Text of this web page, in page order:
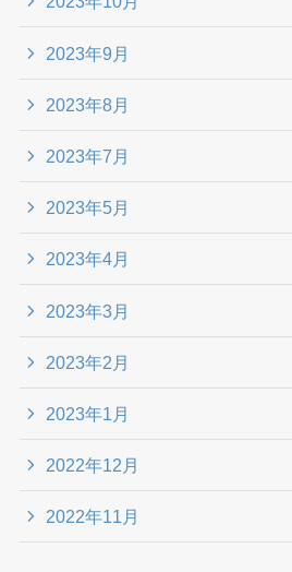
2023年9月
2023年8月
2023年7月
2023年5月
2023年4月
2023年3月
2023年2月
2023年1月
2022年12月
2022年11月